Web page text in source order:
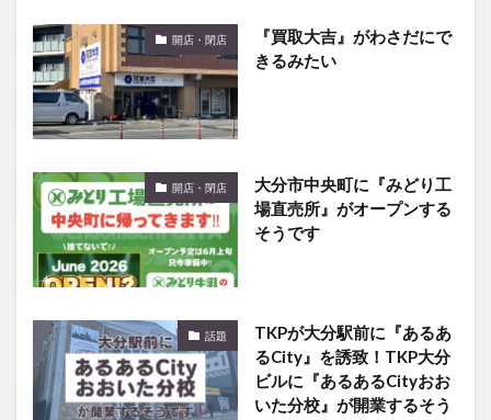
開店・閉店
『買取大吉』がわさだにで
きるみたい
開店・閉店
大分市中央町に『みどり工
場直売所』がオープンする
そうです
話題
TKPが大分駅前に『あるあ
るCity』を誘致！TKP大分
ビルに『あるあるCityおお
いた分校』が開業するそう